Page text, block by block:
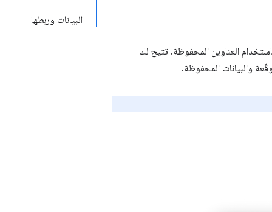
البيانات وربطها
باستخدام العناوين المحفوظة. تتيح لك
والبيانات المحفوظة.